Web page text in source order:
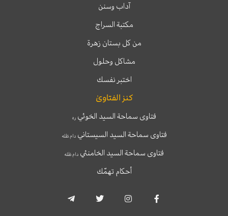
آداب وسنن
مكتبة السراج
من كل بستان زهرة
مشاكل وحلول
اختبر نفسك
كنز الفتاوىٰ
فتاوى سماحة السيد الخوئيره
فتاوى سماحة السيد السيستانيدام ظله
فتاوى سماحة السيد الخامنئي دام ظله
أحكام تهمّك
c
s
i
l